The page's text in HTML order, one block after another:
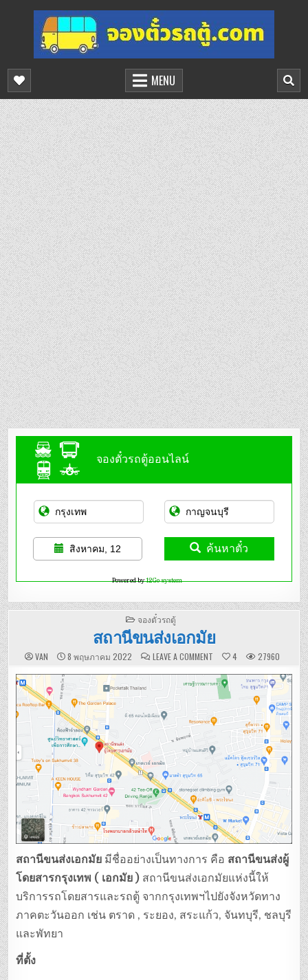
content
จองตั๋วรถตู้ออนไลน์
บริการจองตั๋วรถตู้ออนไลน์
MENU
จองตั๋วรถตู้ออนไลน์
สิงหาคม, 12 ค้นหาตั๋ว
Powered by12Go system
POSTED
IN
จองตั๋วรถตู้
สถานีขนส่งเอกมัย
VAN 8 พฤษภาคม 2022 LEAVE A COMMENTON
สถานี
ขนส่ง
เอกมัย
4 27960
สถานีขนส่งเอกมัย มีชื่ออย่างเป็นทางการ คือ สถานีขนส่งผู้
โดยสารกรุงเทพ ( เอกมัย ) สถานีขนส่งเอกมัยแห่งนี้ให้
บริการรถโดยสารและรถตู้ จากกรุงเทพฯไปยังจังหวัดทาง
ภาคตะวันออก เช่น ตราด , ระยอง, สระแก้ว, จันทบุรี, ชลบุรี
และพัทยา
ที่ตั้ง